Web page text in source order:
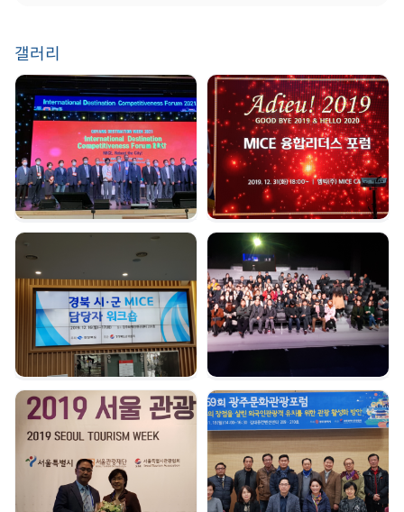
갤러리
GDW 2021 | 2021.
08. 25
송년회 | 2019. 12. 31
경북시군 마이스 담당자
워크숍 | 2019. 12. 16
여수 마이스육성포럼 |
2019. 12. 05
서울관광대상 수상 |
2019. 12. 04
광주문화관광포럼 |
2019. 11. 18